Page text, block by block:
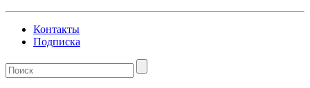
Контакты
Подписка